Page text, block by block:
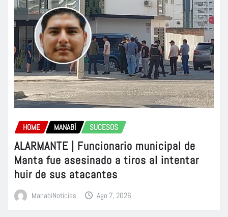
HOME MANABÍ SUCESOS
ALARMANTE | Funcionario municipal de
Manta fue asesinado a tiros al intentar
huir de sus atacantes
ManabiNoticias Ago 7, 2026